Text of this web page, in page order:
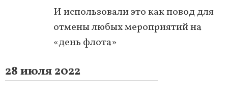
И использовали это как повод для
отмены любых мероприятий на
«день флота»
28 июля 2022